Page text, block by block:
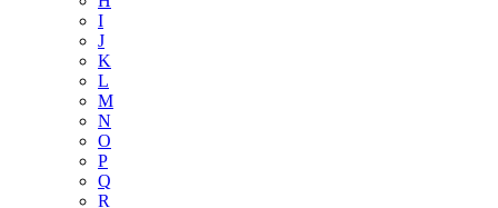
I
J
K
L
M
N
O
P
Q
R